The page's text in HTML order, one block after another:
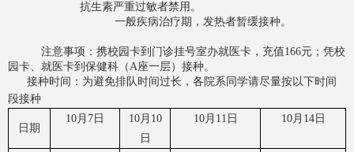
抗生素严重过敏者禁用。
一般疾病治疗期，发热者暂缓接种。
注意事项：携校园卡到门诊挂号室办就医卡，充值166元；凭校
园卡、就医卡到保健科（A座一层）接种。
接种时间：为避免排队时间过长，各院系同学请尽量按以下时间
段接种
日期
10月 7 日 10月 10
日
10月 11 日 10月 14日